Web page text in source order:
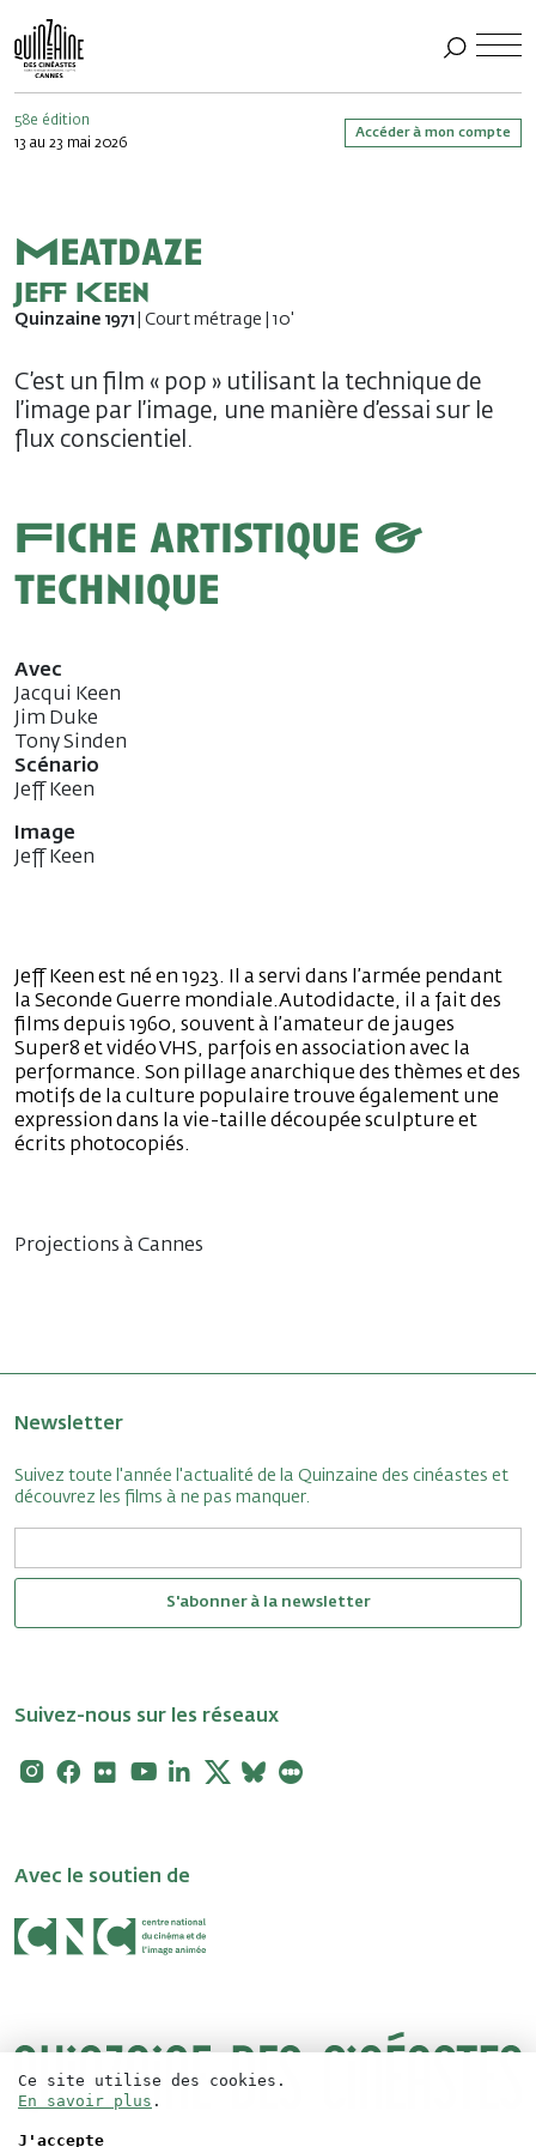
58e édition
13 au 23 mai 2026
Accéder à mon compte
Meatdaze
Jeff Keen
Quinzaine 1971 | Court métrage | 10'
C’est un film « pop » utilisant la technique de
l’image par l’image, une manière d’essai sur le
flux conscientiel.
Fiche artistique &
technique
Avec
Jacqui Keen
Jim Duke
Tony Sinden
Scénario
Jeff Keen
Image
Jeff Keen
Jeff Keen est né en 1923. Il a servi dans l’armée pendant
la Seconde Guerre mondiale.Autodidacte, il a fait des
films depuis 1960, souvent à l’amateur de jauges
Super8 et vidéo VHS, parfois en association avec la
performance. Son pillage anarchique des thèmes et des
motifs de la culture populaire trouve également une
expression dans la vie-taille découpée sculpture et
écrits photocopiés.
Projections à Cannes
Newsletter
Suivez toute l'année l'actualité de la Quinzaine des cinéastes et
découvrez les films à ne pas manquer.
S'abonner à la newsletter
Suivez-nous sur les réseaux
Instagram
Facebook
FlickrYoutubeLinkedin
X Bluesky
Avec le soutien de
Ce site utilise des cookies.
En savoir plus .
J'accepte